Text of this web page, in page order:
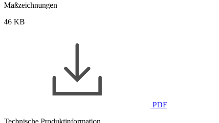
Maßzeichnungen
46 KB
PDF
Technische Produktinformation